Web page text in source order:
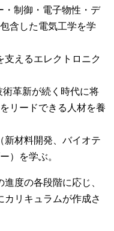
・制御・電子物性・デ
含した電気工学を学
支えるエレクトロニク
術革新が続く時代に将
リードできる人材を養
新材料開発、バイオテ
）を学ぶ。
度の各段階に応じ、
リキュラムが作成さ